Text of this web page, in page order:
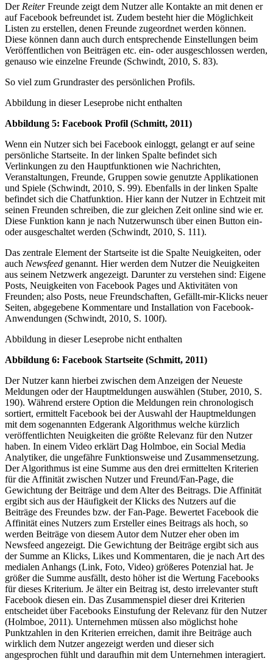
Der ReiterFreunde zeigt dem Nutzer alle Kontakte an mit denen er
auf Facebook befreundet ist. Zudem besteht hier die Möglichkeit
Listen zu erstellen, denen Freunde zugeordnet werden können.
Diese können dann auch durch entsprechende Einstellungen beim
Veröffentlichen von Beiträgen etc. ein- oder ausgeschlossen werden,
genauso wie einzelne Freunde (Schwindt, 2010, S. 83).
So viel zum Grundraster des persönlichen Profils.
Abbildung in dieser Leseprobe nicht enthalten
Abbildung 5: Facebook Profil (Schmitt, 2011)
Wenn ein Nutzer sich bei Facebook einloggt, gelangt er auf seine
persönliche Startseite. In der linken Spalte befindet sich
Verlinkungen zu den Hauptfunktionen wie Nachrichten,
Veranstaltungen, Freunde, Gruppen sowie genutzte Applikationen
und Spiele (Schwindt, 2010, S. 99). Ebenfalls in der linken Spalte
befindet sich die Chatfunktion. Hier kann der Nutzer in Echtzeit mit
seinen Freunden schreiben, die zur gleichen Zeit online sind wie er.
Diese Funktion kann je nach Nutzerwunsch über einen Button ein-
oder ausgeschaltet werden (Schwindt, 2010, S. 111).
Das zentrale Element der Startseite ist die Spalte Neuigkeiten, oder
auch Newsfeed genannt. Hier werden dem Nutzer die Neuigkeiten
aus seinem Netzwerk angezeigt. Darunter zu verstehen sind: Eigene
Posts, Neuigkeiten von Facebook Pages und Aktivitäten von
Freunden; also Posts, neue Freundschaften, Gefällt-mir-Klicks neuer
Seiten, abgegebene Kommentare und Installation von Facebook-
Anwendungen (Schwindt, 2010, S. 100f).
Abbildung in dieser Leseprobe nicht enthalten
Abbildung 6: Facebook Startseite (Schmitt, 2011)
Der Nutzer kann hierbei zwischen dem Anzeigen der Neueste
Meldungen oder der Hauptmeldungen auswählen (Stuber, 2010, S.
190). Während erstere Option die Meldungen rein chronologisch
sortiert, ermittelt Facebook bei der Auswahl der Hauptmeldungen
mit dem sogenannten Edgerank Algorithmus welche kürzlich
veröffentlichten Neuigkeiten die größte Relevanz für den Nutzer
haben. In einem Video erklärt Dag Holmboe, ein Social Media
Analytiker, die ungefähre Funktionsweise und Zusammensetzung.
Der Algorithmus ist eine Summe aus den drei ermittelten Kriterien
für die Affinität zwischen Nutzer und Freund/Fan-Page, die
Gewichtung der Beiträge und dem Alter des Beitrags. Die Affinität
ergibt sich aus der Häufigkeit der Klicks des Nutzers auf die
Beiträge des Freundes bzw. der Fan-Page. Bewertet Facebook die
Affinität eines Nutzers zum Ersteller eines Beitrags als hoch, so
werden Beiträge von diesem Autor dem Nutzer eher oben im
Newsfeed angezeigt. Die Gewichtung der Beiträge ergibt sich aus
der Summe an Klicks, Likes und Kommentaren, die je nach Art des
medialen Anhangs (Link, Foto, Video) größeres Potenzial hat. Je
größer die Summe ausfällt, desto höher ist die Wertung Facebooks
für dieses Kriterium. Je älter ein Beitrag ist, desto irrelevanter stuft
Facebook diesen ein. Das Zusammenspiel dieser drei Kriterien
entscheidet über Facebooks Einstufung der Relevanz für den Nutzer
(Holmboe, 2011). Unternehmen müssen also möglichst hohe
Punktzahlen in den Kriterien erreichen, damit ihre Beiträge auch
wirklich dem Nutzer angezeigt werden und dieser sich
angesprochen fühlt und daraufhin mit dem Unternehmen interagiert.